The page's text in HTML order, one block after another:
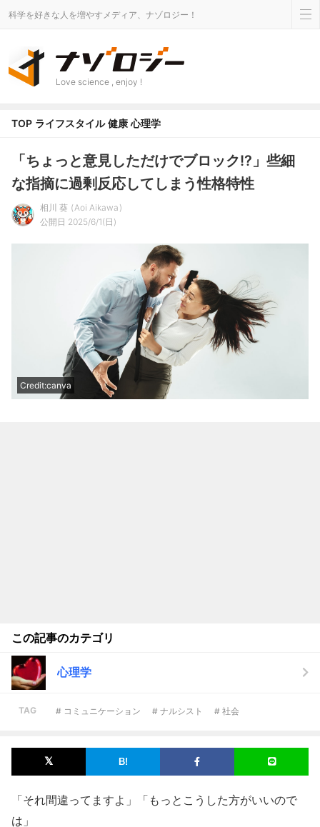
科学を好きな人を増やすメディア、ナゾロジー！
Love science , enjoy !
TOP ライフスタイル 健康 心理学
「ちょっと意見しただけでブロック!?」些細
な指摘に過剰反応してしまう性格特性
相川 葵 Aoi Aikawa
公開日 2025/6/1(日)
Credit:canva
この記事のカテゴリ
心理学
TAG # コミュニケーション # ナルシスト # 社会
「それ間違ってますよ」「もっとこうした方がいいので
は」